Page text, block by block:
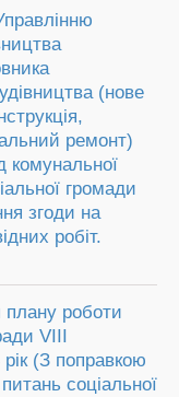
(нове
ремонт)
комунальної
громади
згоди на
робіт.
роботи
VIII
(З поправкою
питань соціальної